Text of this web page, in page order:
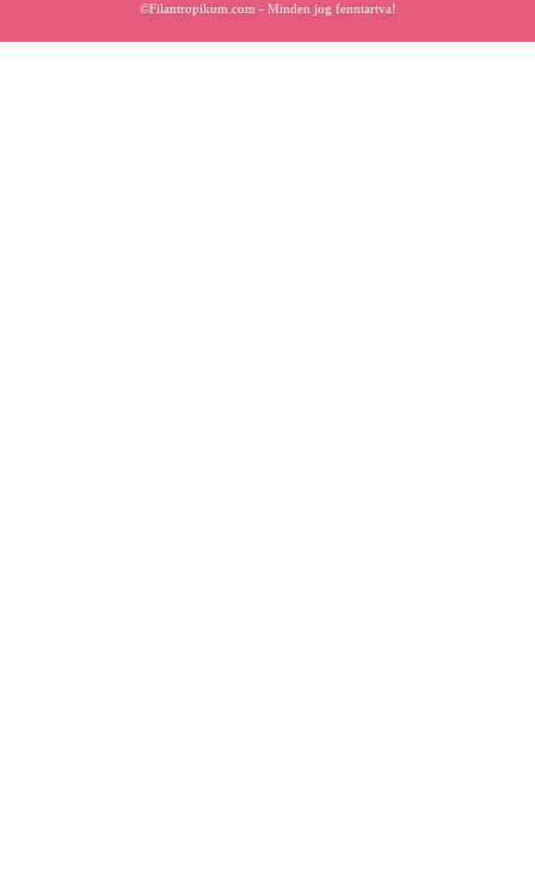
©Filantropikum.com - Minden jog fenntartva!